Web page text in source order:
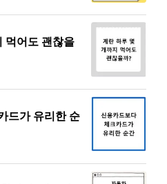
먹어도 괜찮을
드가 유리한 순